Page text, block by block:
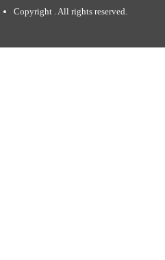
Copyright . All rights reserved.